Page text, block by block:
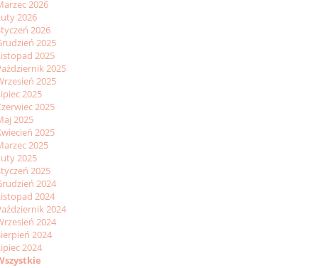
2026
2026
2026
2025
2025
2025
2025
2025
2025
2025
2025
2025
2025
2025
2024
2024
2024
2024
2024
2024